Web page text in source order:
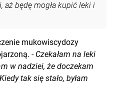
aż będę mogła kupić leki i
mukowiscydozy
- Czekałam na leki
w nadziei, że doczekam
tak się stało, byłam